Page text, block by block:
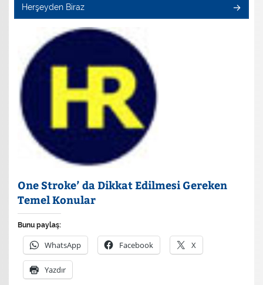
Herşeyden Biraz
One Stroke’ da Dikkat Edilmesi Gereken
Temel Konular
Bunu paylaş:
WhatsApp Facebook X
Yazdır